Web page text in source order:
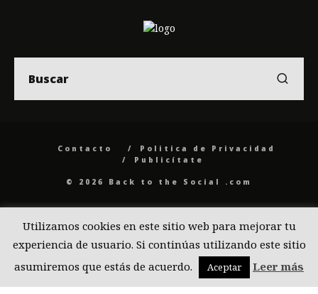
Contacto
Politica de Privacidad
Publicítate
© 2026 Back to the Social .com
Utilizamos cookies en este sitio web para mejorar tu
experiencia de usuario. Si continúas utilizando este sitio
asumiremos que estás de acuerdo.
Aceptar Leer más